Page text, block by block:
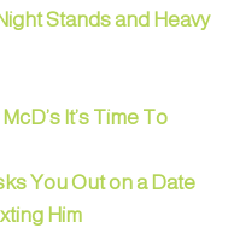
Stands and Heavy
It’s Time To
You Out on a Date
Him